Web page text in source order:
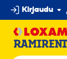
Hyppää
sisältöön
Kirjaudu